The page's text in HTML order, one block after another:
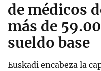
de médicos
más de
sueldo base
Euskadi encabeza la